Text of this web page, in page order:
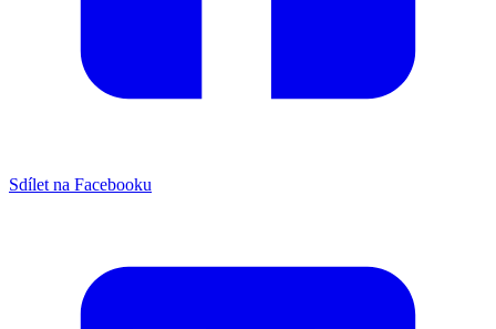
Sdílet na Facebooku